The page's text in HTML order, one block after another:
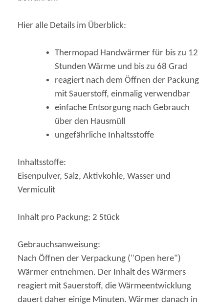
Hier alle Details im Überblick:
Thermopad Handwärmer für bis zu 12
Stunden Wärme und bis zu 68 Grad
reagiert nach dem Öffnen der Packung
mit Sauerstoff, einmalig verwendbar
einfache Entsorgung nach Gebrauch
über den Hausmüll
ungefährliche Inhaltsstoffe
Inhaltsstoffe:
Eisenpulver, Salz, Aktivkohle, Wasser und
Vermiculit
Inhalt pro Packung: 2 Stück
Gebrauchsanweisung:
Nach Öffnen der Verpackung ("Open here")
Wärmer entnehmen. Der Inhalt des Wärmers
reagiert mit Sauerstoff, die Wärmeentwicklung
dauert daher einige Minuten. Wärmer danach in